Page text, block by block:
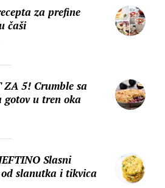
za prefine
čaši
ZA 5! Crumble sa
gotov u tren oka
Slasni
slanutka i tikvica